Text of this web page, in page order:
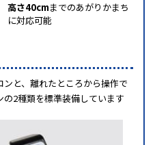
高さ40cmまでのあがりかまち
に対応可能
と、離れたところから操作で
2種類を標準装備しています